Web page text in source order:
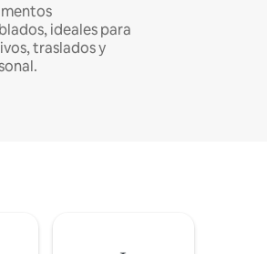
ideales para
traslados y